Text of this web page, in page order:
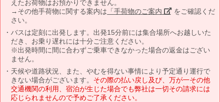
えたお荷物はお預かりできません。
→その他手荷物に関する案内は 「手荷物のご案内」 をご確認くだ
さい。
バスは定刻に出発します。出発15分前には集合場所へお越しいた
だき、お乗り遅れには十分ご注意ください。
※出発時間に間に合わずご乗車できなかった場合の返金はござい
ません。
天候や道路状況、また、やむを得ない事情により予定通り運行で
きない場合がございます。 その際の払い戻し及び、万が一その他
交通機関の利用、宿泊が生じた場合でも弊社は一切その請求には
応じられませんので予めご了承ください。